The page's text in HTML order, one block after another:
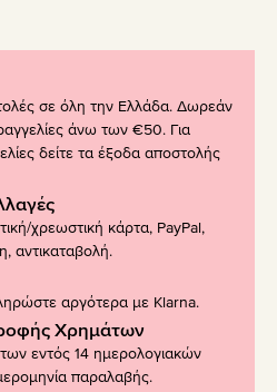
σε όλη την Ελλάδα. Δωρεάν
άνω των €50. Για
δείτε τα έξοδα αποστολής
χρεωστική κάρτα, PayPal,
αντικαταβολή.
αργότερα με Klarna.
Χρημάτων
εντός 14 ημερολογιακών
παραλαβής.